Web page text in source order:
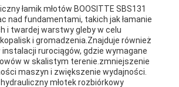
łamik młotów BOOSITTE SBS131
nad fundamentami, takich jak łamanie
i twardej warstwy gleby w celu
i gromadzenia.Znajduje również
rurociągów, gdzie wymagane
w skalistym terenie.zmniejszenie
maszyn i zwiększenie wydajności.
młotek rozbiórkowy